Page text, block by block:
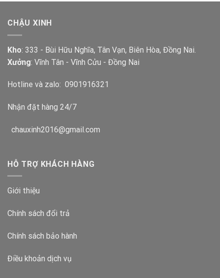
CHẬU XINH
Kho: 333 - Bùi Hữu Nghĩa, Tân Vạn, Biên Hòa, Đồng Nai.
Xưởng: Vĩnh Tân - Vĩnh Cửu - Đồng Nai
Hotline và zalo: 0901916321
Nhận đặt hàng 24/7
chauxinh2016@gmail.com
HỖ TRỢ KHÁCH HÀNG
Giới thiệu
Chính sách đổi trả
Chính sách bảo hành
Điều khoản dịch vụ